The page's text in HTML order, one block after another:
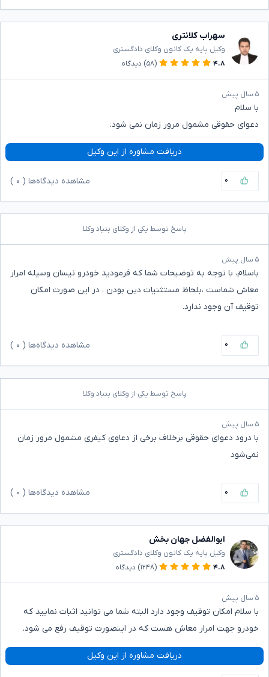
سهراب کلانتری
وکیل پایه یک کانون وکلای دادگستری
۴.۸
(۵۸) دیدگاه
۵ سال پیش
با سلام
دعوای حقوقی مشمول مرور زمان نمی شود.
دریافت مشاوره از این وکیل
۰ مشاهده دیدگاه‌ها ( ۰
پاسخ توسط یکی از وکلای بنیاد وکلا
۵ سال پیش
باسلام، با توجه به توضیحات شما که فرمودید خودرو نیسان وسیله امرار
معاش شماست ،بلحاظ مستثنیات دین بودن ، در این صورت امکان
توقیف آن وجود ندارد.
۰ مشاهده دیدگاه‌ها ( ۰
پاسخ توسط یکی از وکلای بنیاد وکلا
۵ سال پیش
با درود دعوای حقوقی برخلاف برخی از دعاوی کیفری مشمول مرور زمان
نمی‌شود
۰ مشاهده دیدگاه‌ها ( ۰
ابوالفضل جهان بخش
وکیل پایه یک کانون وکلای دادگستری
۴.۸
(۱۲۴۸) دیدگاه
۵ سال پیش
با سلام امکان توقیف وجود دارد البته شما می توانید اثبات نمایید که
خودرو جهت امرار معاش هست که در اینصورت توقیف رفع می شود.
دریافت مشاوره از این وکیل